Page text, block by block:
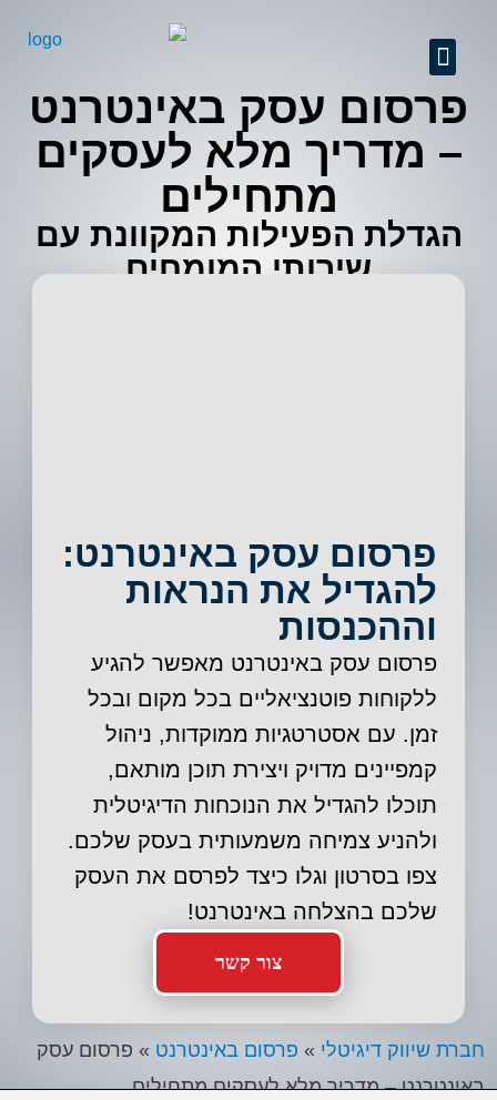
פרסום עסק באינטרנט
– מדריך מלא לעסקים
מתחילים
הגדלת הפעילות המקוונת עם
שירותי המומחים
פרסום עסק באינטרנט:
להגדיל את הנראות
וההכנסות
פרסום עסק באינטרנט מאפשר להגיע
ללקוחות פוטנציאליים בכל מקום ובכל
זמן. עם אסטרטגיות ממוקדות, ניהול
קמפיינים מדויק ויצירת תוכן מותאם,
תוכלו להגדיל את הנוכחות הדיגיטלית
ולהניע צמיחה משמעותית בעסק שלכם.
צפו בסרטון וגלו כיצד לפרסם את העסק
שלכם בהצלחה באינטרנט!
צור קשר
חברת שיווק דיגיטלי » פרסום באינטרנט » פרסום עסק
באינטרנט – מדריך מלא לעסקים מתחילים